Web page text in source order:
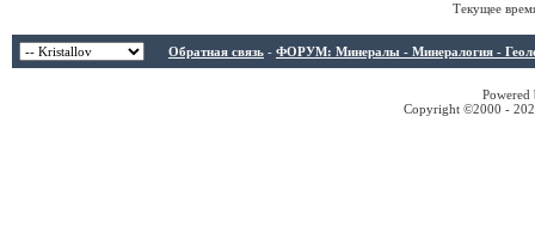
Текущее
Обратная связь - ФОРУМ: Минералы - Минералогия -
Copyright ©2000 -